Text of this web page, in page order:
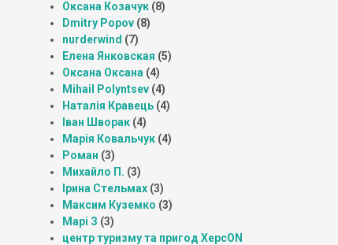
Оксана Козачук(8)
Dmitry Popov(8)
nurderwind (7)
Елена Янковская (5)
Оксана Оксана (4)
Mihail Polyntsev(4)
Наталія Кравець(4)
Іван Шворак(4)
Марія Ковальчук(4)
Роман (3)
Михайло П. (3)
Ірина Стельмах(3)
Максим Куземко (3)
Марі З (3)
центр туризму та пригод ХерсON